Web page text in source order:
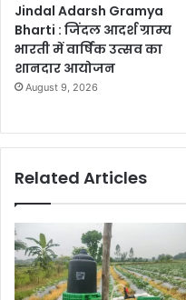
Jindal Adarsh Gramya
Bharti : जिंदल आदर्श ग्राम्य
भारती में वार्षिक उत्सव का
शानदार आयोजन
August 9, 2026
Related Articles